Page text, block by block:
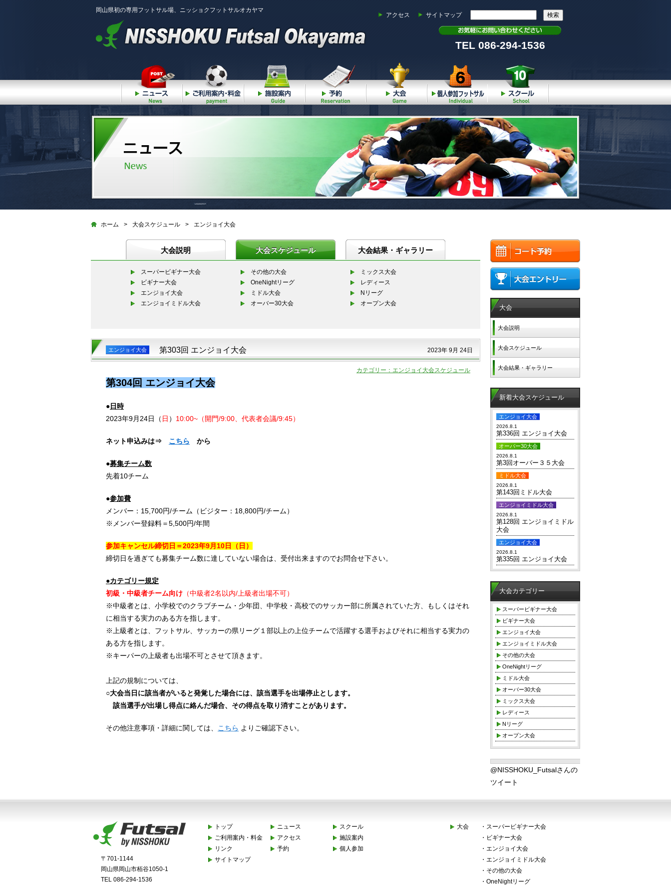
岡山県初の専用フットサル場、ニッショクフットサルオカヤマ
アクセス サイトマップ
TEL 086-294-1536
ニュース ご利用案内・料金 施設案内 予約 大会 個人参加 スクール
ホーム > 大会スケジュール > エンジョイ大会
大会説明 大会スケジュール 大会結果・ギャラリー
スーパービギナー大会
ビギナー大会
エンジョイ大会
エンジョイミドル大会
その他の大会
OneNightリーグ
ミドル大会
オーバー30大会
ミックス大会
レディース
Nリーグ
オープン大会
エンジョイ大会 第303回 エンジョイ大会 2023年 9月 24日
カテゴリー：エンジョイ大会スケジュール
第304回 エンジョイ大会
●日時
2023年9月24日（ 日 ） 10:00~ （開門/9:00、代表者会議/9:45）
ネット申込みは⇒ こちら から
●募集チーム数
先着10チーム
●参加費
メンバー：15,700円/チーム（ビジター：18,800円/チーム）
※メンバー登録料＝5,500円/年間
参加キャンセル締切日＝2023年9月10日
（日）
締切日を過ぎても募集チーム数に達していない場合は、受付出来ますのでお問合せ下さい。
●カテゴリー規定
初級・中級者チーム向け （中級者2名以内/上級者出場不可）
※中級者とは、小学校でのクラブチーム・少年団、中学校・高校でのサッカー部に所属されていた方、もしくはそれ
に相当する実力のある方を指します。
※上級者とは、フットサル、サッカーの県リーグ１部以上の上位チームで活躍する選手およびそれに相当する実力の
ある方を指します。
※キーパーの上級者も出場不可とさせて頂きます。
上記の規制については、
○大会当日に該当者がいると発覚した場合には、該当選手を出場停止とします。
該当選手が出場し得点に絡んだ場合、その得点を取り消すことがあります。
その他注意事項・詳細に関しては、 こちら よりご確認下さい。
大会
大会説明
大会スケジュール
大会結果・ギャラリー
新着大会スケジュール
エンジョイ大会
2026.8.1
第336回 エンジョイ大会
オーバー30大会
2026.8.1
第3回オーバー３５大会
ミドル大会
2026.8.1
第143回ミドル大会
エンジョイミドル大会
2026.8.1
第128回 エンジョイミドル
大会
エンジョイ大会
2026.8.1
第335回 エンジョイ大会
大会カテゴリー
スーパービギナー大会
ビギナー大会
エンジョイ大会
エンジョイミドル大会
その他の大会
OneNightリーグ
ミドル大会
オーバー30大会
ミックス大会
レディース
Nリーグ
オープン大会
@NISSHOKU_Futsalさんの
ツイート
〒701-1144
岡山県岡山市栢谷1050-1
TEL 086-294-1536
トップ ニュース
スクール
ご利用案内・料金
アクセス
施設案内
リンク
予約
個人参加
サイトマップ
大会 ・ スーパービギナー大会
・ ビギナー大会
・ エンジョイ大会
・ エンジョイミドル大会
・ その他の大会
・ OneNightリーグ